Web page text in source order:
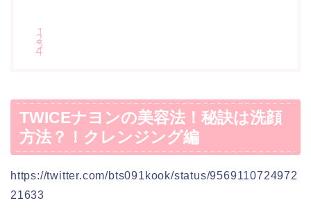
TWICEナヨンの美容法！秘訣は洗顔
方法？！クレンジング編
https://twitter.com/bts091kook/status/9569110724972
21633